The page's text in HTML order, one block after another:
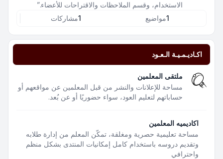
الاستخدام، وقسم الملاحظات والاقتراحات للأعضاء.”
1مواضيع 1مشاركات
اكـاديـمـيـة الـعـود
ملتقى المعلمين
مساحة للإعلانات والنشر من قبل المعلمين عن مواقعهم أو
حساباتهم لتعليم العود، سواء حضوريًا أو عن بُعد.
اكاديميه المعلمين
مساحة تعليمية حصرية ومغلقة، تمكّن المعلم من إدارة طلابه
وتقديم دروسه باستخدام كامل إمكانيات المنتدى بشكل منظم
واحترافي